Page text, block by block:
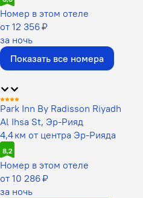
Номер в этом отеле
от 12 356 ₽
за ночь
Показать все номера
Park Inn By Radisson Riyadh
Al Ihsa St, Эр-Рияд
4,4 км от центра Эр-Рияда
8,2
Номер в этом отеле
от 10 286 ₽
за ночь